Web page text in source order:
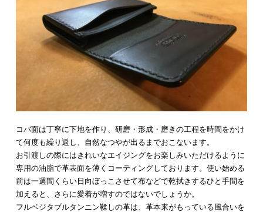
コバ面は丁寧に下地を作り、研磨・形成・磨きの工程を時間をかけ
て何度も繰り返し、自然なつやが出るまでおこないます。
お引渡しの際にはきれいなエイジングをお楽しみいただけるように
専用の油脂で革表面を薄くコーティングしております。使い始める
前は一週間くらい日向ぼっこさせて布などで乾拭きするひと手間を
加えると、さらに愛着が増すのではないでしょうか。
フルベジタブルタンニン鞣しの革は、革本来がもっている風合いを